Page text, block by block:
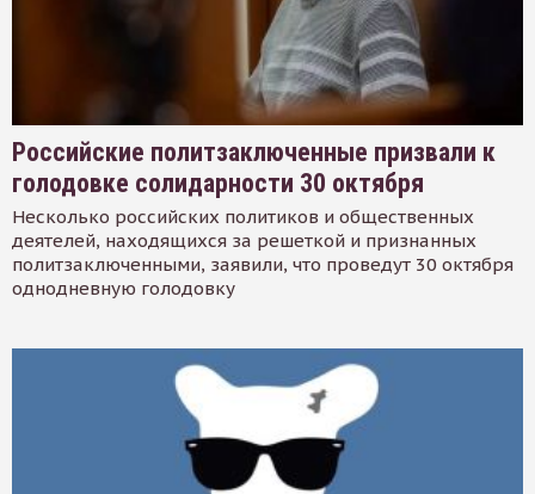
Российские политзаключенные призвали к
голодовке солидарности 30 октября
Несколько российских политиков и общественных
деятелей, находящихся за решеткой и признанных
политзаключенными, заявили, что проведут 30 октября
однодневную голодовку